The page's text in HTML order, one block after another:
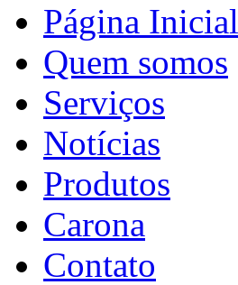
Página Inicial
Quem somos
Serviços
Notícias
Produtos
Carona
Contato